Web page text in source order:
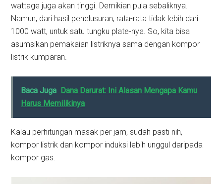
wattage juga akan tinggi. Demikian pula sebaliknya.
Namun, dari hasil penelusuran, rata-rata tidak lebih dari
1000 watt, untuk satu tungku plate-nya. So, kita bisa
asumsikan pemakaian listriknya sama dengan kompor
listrik kumparan.
Baca Juga
Dana Darurat: Ini Alasan Mengapa Kamu
Harus Memilikinya
Kalau perhitungan masak per jam, sudah pasti nih,
kompor listrik dan kompor induksi lebih unggul daripada
kompor gas.